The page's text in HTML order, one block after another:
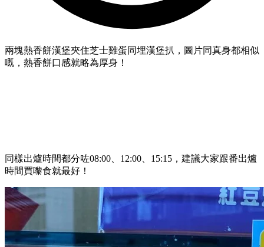
兩塊熱香餅漢堡夾住芝士雞蛋同埋漢堡扒，圖片同真身都相似
嘅，熱香餅口感就略為厚身！
同樣出爐時間都分咗08:00、12:00、15:15，建議大家跟番出爐
時間買嚟食就最好！